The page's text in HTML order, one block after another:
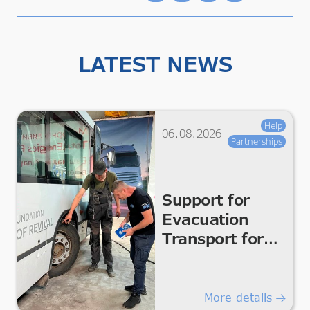
LATEST NEWS
06.08.2026
Help
Partnerships
Support for
Evacuation
Transport for
Transportation
More details